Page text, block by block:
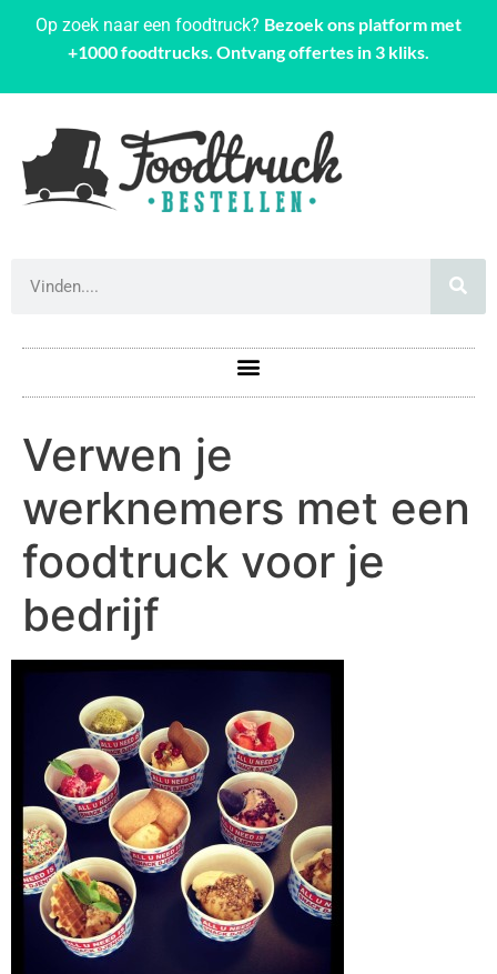
Op zoek naar een foodtruck? Bezoek ons platform met
+1000 foodtrucks. Ontvang offertes in 3 kliks.
Verwen je
werknemers met een
foodtruck voor je
bedrijf